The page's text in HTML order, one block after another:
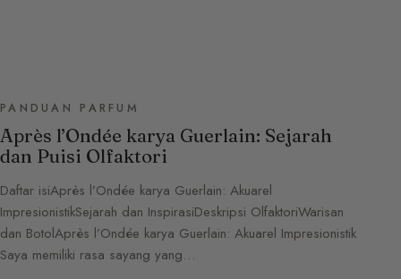
PANDUAN PARFUM
Après l’Ondée karya Guerlain: Sejarah
dan Puisi Olfaktori
Daftar isiAprès l’Ondée karya Guerlain: Akuarel
ImpresionistikSejarah dan InspirasiDeskripsi OlfaktoriWarisan
dan BotolAprès l’Ondée karya Guerlain: Akuarel Impresionistik
Saya memiliki rasa sayang yang…